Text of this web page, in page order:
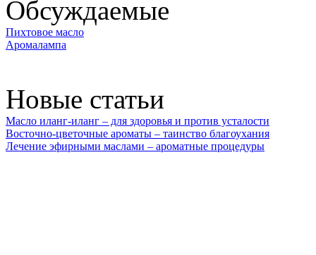
Обсуждаемые
Пихтовое масло
Аромалампа
Новые статьи
Масло иланг-иланг – для здоровья и против усталости
Восточно-цветочные ароматы – таинство благоухания
Лечение эфирными маслами – ароматные процедуры